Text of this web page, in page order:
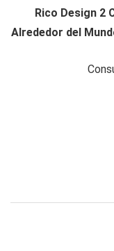
Rico Design 2
Alrededor del